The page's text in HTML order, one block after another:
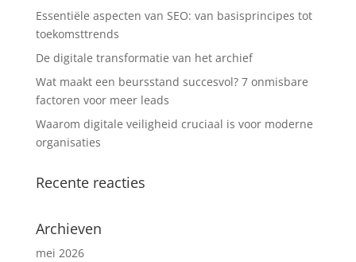
Essentiële aspecten van SEO: van basisprincipes tot
toekomsttrends
De digitale transformatie van het archief
Wat maakt een beursstand succesvol? 7 onmisbare
factoren voor meer leads
Waarom digitale veiligheid cruciaal is voor moderne
organisaties
Recente reacties
Archieven
mei 2026